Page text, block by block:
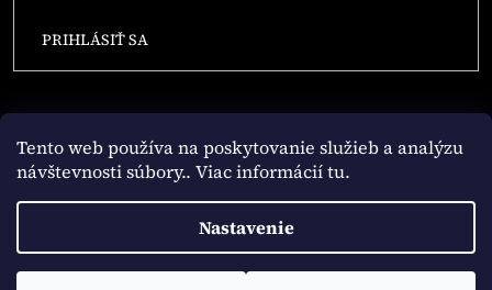
Tento web používa na poskytovanie služieb a analýzu
návštevnosti súbory.. Viac informácií tu.
Nastavenie
PRIHLÁSIŤ SA
Copyright 2026NAJLEPSIE.COFFEE. Všetky práva vyhradené.